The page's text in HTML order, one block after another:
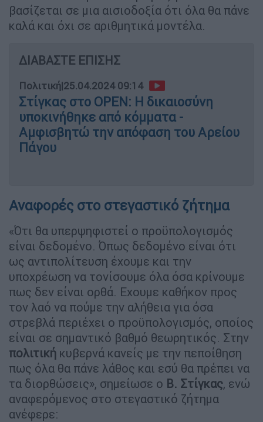
βασίζεται σε μια αισιοδοξία ότι όλα θα πάνε
καλά και όχι σε αριθμητικά μοντέλα.
ΔΙΑΒΑΣΤΕ ΕΠΙΣΗΣ
Πολιτική|25.04.2024 09:14
Στίγκας στο OPEN: Η δικαιοσύνη
υποκινήθηκε από κόμματα -
Αμφισβητώ την απόφαση του Αρείου
Πάγου
Αναφορές στο στεγαστικό ζήτημα
«Ότι θα υπερψηφιστεί ο προϋπολογισμός
είναι δεδομένο. Όπως δεδομένο είναι ότι
ως αντιπολίτευση έχουμε και την
υποχρέωση να τονίσουμε όλα όσα κρίνουμε
πως δεν είναι ορθά. Εχουμε καθήκον προς
τον λαό να πούμε την αλήθεια για όσα
στρεβλά περιέχει ο προϋπολογισμός, οποίος
είναι σε σημαντικό βαθμό θεωρητικός. Στην
πολιτική κυβερνά κανείς με την πεποίθηση
πως όλα θα πάνε λάθος και εσύ θα πρέπει να
τα διορθώσεις», σημείωσε ο Β. Στίγκας, ενώ
αναφερόμενος στο στεγαστικό ζήτημα
ανέφερε: